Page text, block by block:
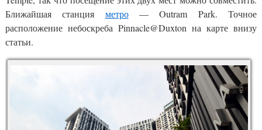
Ближайшая станция метро— Outram Park. Точное
расположение небоскреба Pinnacle@Duxton на карте внизу
статьи.